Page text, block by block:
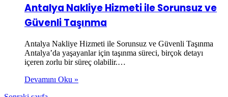
Antalya Nakliye Hizmeti ile Sorunsuz ve
Güvenli Taşınma
Antalya Nakliye Hizmeti ile Sorunsuz ve Güvenli Taşınma
Antalya’da yaşayanlar için taşınma süreci, birçok detayı
içeren zorlu bir süreç olabilir.…
Devamını Oku »